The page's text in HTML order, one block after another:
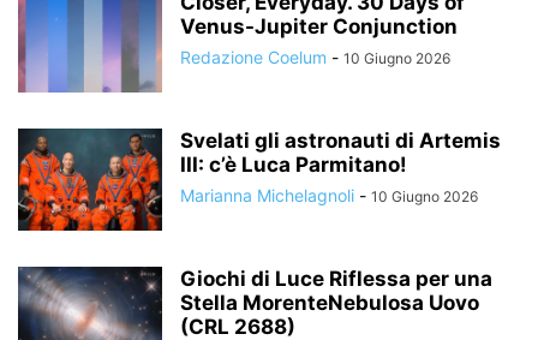
Venus-Jupiter Conjunction
Redazione Coelum - 10 Giugno 2026
Svelati gli astronauti di Artemis
III: c’è Luca Parmitano!
Marianna Michelagnoli - 10 Giugno 2026
Giochi di Luce Riflessa per una
Stella MorenteNebulosa Uovo
(CRL 2688)